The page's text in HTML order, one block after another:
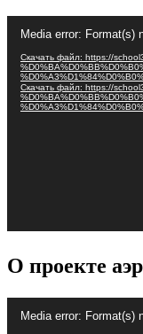
Media error: Format(s)
Скачать файл: https://
Скачать файл: https://
О проекте
Media error: Format(s)